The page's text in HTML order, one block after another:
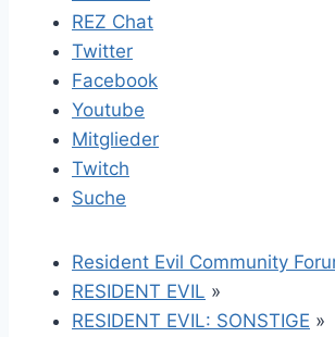
REZ Chat
Twitter
Facebook
Youtube
Mitglieder
Twitch
Suche
Resident Evil Community
RESIDENT EVIL »
RESIDENT EVIL: SONSTIGE »